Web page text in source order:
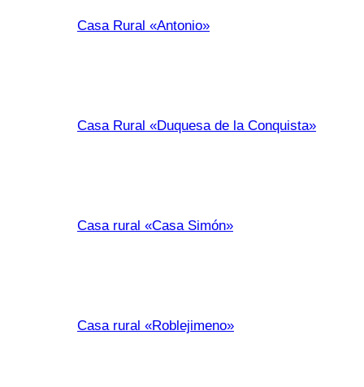
Casa Rural «Antonio»
Casa Rural «Duquesa de la Conquista»
Casa rural «Casa Simón»
Casa rural «Roblejimeno»